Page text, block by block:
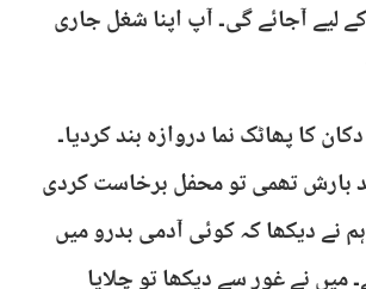
لیے آجائے گی۔ آپ اپنا شغل جاری
کا پھاٹک نما دروازہ بند کردیا۔
بارش تھمی تو محفل برخاست کردی
نے دیکھا کہ کوئی آدمی بدرو میں
میں نے غور سے دیکھا تو چلایا